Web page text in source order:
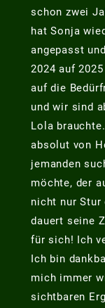
schon zwei
hat Sonja
angepasst
2024 auf
auf die
und wir sind
Lola
absolut von
jemanden
möchte, der
nicht nur Stur
dauert seine
für sich! Ich
Ich bin
mich immer
sichtbaren